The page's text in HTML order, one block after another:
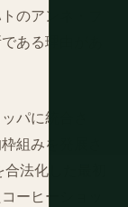
のアンネ・フ
ある理由があ
パに統合さ
組みを発展さ
法化した最初
ーヒーショッ